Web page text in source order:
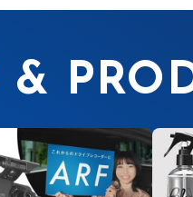
&